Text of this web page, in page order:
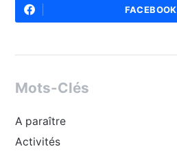
FACEBOOK
Mots-Clés
A paraître
Activités